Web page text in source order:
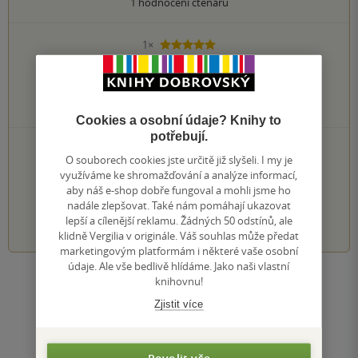
1×
5 hvězdiček
0×
3 hvězdičky
0×
2 hvězdičky
PŘIDEJTE SVÉ HODNOCENÍ KNIHY
Hodnocení našich knihkupců: 0.0 z 5
1 2 3 4 5
Zobrazit všechna hodnocení
Cookies a osobní údaje? Knihy to
potřebují.
O souborech cookies jste určitě již slyšeli. I my je
využíváme ke shromažďování a analýze informací,
aby náš e-shop dobře fungoval a mohli jsme ho
nadále zlepšovat. Také nám pomáhají ukazovat
lepší a cílenější reklamu. Žádných 50 odstínů, ale
klidně Vergilia v originále. Váš souhlas může předat
marketingovým platformám i některé vaše osobní
údaje. Ale vše bedlivě hlídáme. Jako naši vlastní
knihovnu!
Zjistit více